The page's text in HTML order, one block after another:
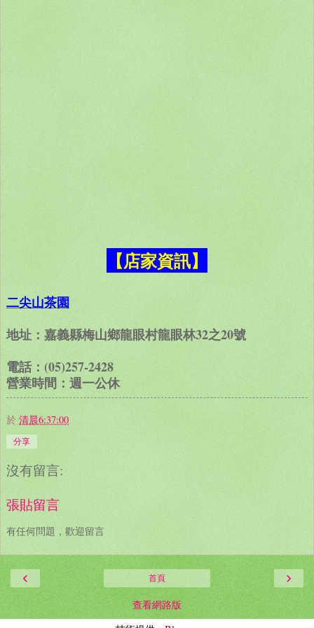
【店家資訊】
二尖山茶園
地址：嘉義縣梅山鄉龍眼村龍眼林32之20號
電話：(05)257-2428
營業時間：週一公休
於 清晨6:37:00
分享
沒有留言:
張貼留言
有任何問題，歡迎留言
‹ ›
首頁
查看網路版